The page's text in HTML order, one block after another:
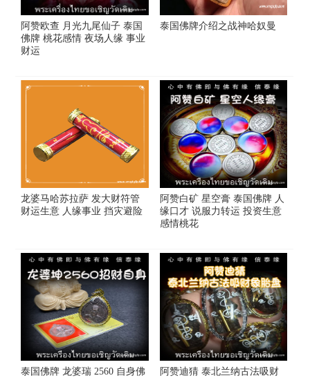
阿赞欧查 月光九尾仙子 泰国
佛牌 桃花感情 夜场人缘 事业
财运
泰国佛牌介绍之战神哈奴曼
龙婆马哈苏拉萨 发大财符管
财运生意 人缘事业 挡灾避险
阿赞白矿 星空膏 泰国佛牌 人
缘口才 说服力转运 投资生意
感情桃花
泰国佛牌 龙婆瑞 2560 自身佛
阿赞迪猜 泰北兰纳古法吸财